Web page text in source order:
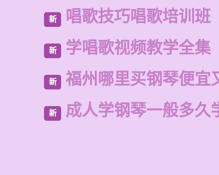
新 唱歌技巧唱歌培训班
新 学唱歌视频教学全集
新 福州哪里买钢琴便宜
新 成人学钢琴一般多久